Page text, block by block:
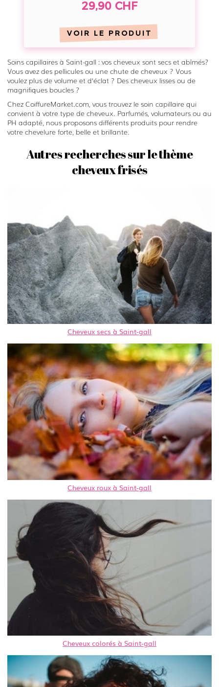
i
z
z
D
i
s
i
s
s
-
R
d
z
D
i
s
m
s
-
R
e
d
k
29,90 CHF
VOIR LE PRODUIT
Soins capillaires à Saint-gall : vos cheveux sont secs et abîmés?
Vous avez des pellicules ou une chute de cheveux ? Vous
voulez plus de volume et d‘éclat ? Des cheveux lisses ou de
magnifiques boucles ?
Chez CoiffureMarket.com, vous trouvez le soin capillaire qui
convient à votre type de cheveux. Parfumés, volumateurs ou au
PH adapté, nous proposons différents produits pour rendre
votre chevelure forte, belle et brillante.
Autres recherches sur le thème
cheveux frisés
Cheveux secs à Saint-gall
Cheveux roux à Saint-gall
Cheveux colorés à Saint-gall